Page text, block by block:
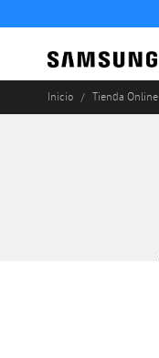
Inicio Tienda Online